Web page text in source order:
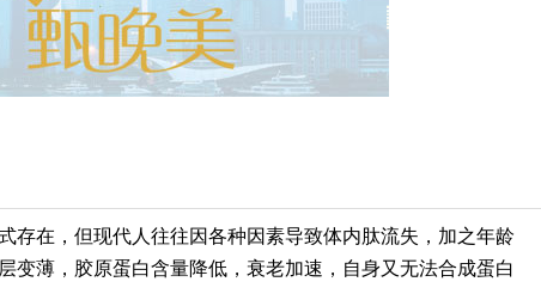
存在，但现代人往往因各种因素导致体内肽流失，加之年龄
变薄，胶原蛋白含量降低，衰老加速，自身又无法合成蛋白